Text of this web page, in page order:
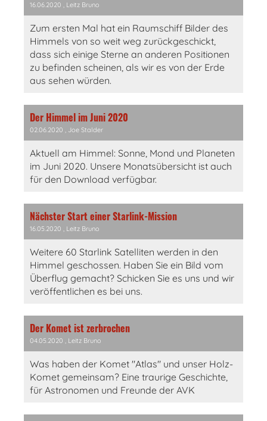
16.06.2020 , Leitz Bruno
Zum ersten Mal hat ein Raumschiff Bilder des
Himmels von so weit weg zurückgeschickt,
dass sich einige Sterne an anderen Positionen
zu befinden scheinen, als wir es von der Erde
aus sehen würden.
Der Himmel im Juni 2020
02.06.2020 , Joe Stalder
Aktuell am Himmel: Sonne, Mond und Planeten
im Juni 2020. Unsere Monatsübersicht ist auch
für den Download verfügbar.
Nächster Start einer Starlink-Mission
16.05.2020 , Leitz Bruno
Weitere 60 Starlink Satelliten werden in den
Himmel geschossen. Haben Sie ein Bild vom
Überflug gemacht? Schicken Sie es uns und wir
veröffentlichen es bei uns.
Der Komet ist zerbrochen
04.05.2020 , Leitz Bruno
Was haben der Komet "Atlas" und unser Holz-
Komet gemeinsam? Eine traurige Geschichte,
für Astronomen und Freunde der AVK